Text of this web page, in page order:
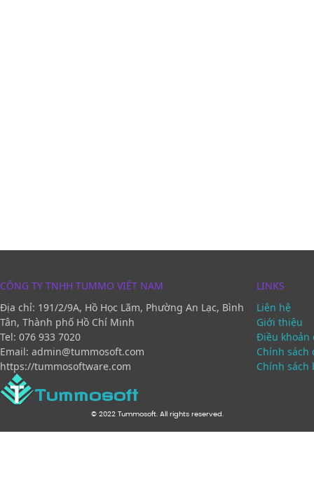
CÔNG TY TNHH TUMMO VIỆT NAM
Địa chỉ: 191/2/9A, Hồ Học Lãm, Phường An Lạc, Bình
Tân, Thành phố Hồ Chí Minh
Tel: 076 933 7020
Email: admin@tummosoft.com
https://tummosoftware.com
Tummosoft
LINKS
Liên hệ
Giới thiệu
Điều khoản
Chính
Chính sách
© 2022 Tummosoft. All rights reserved.